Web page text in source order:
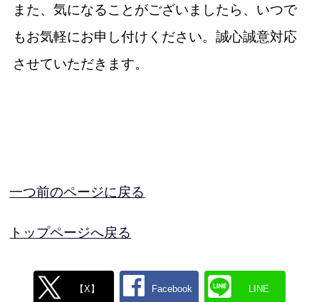
また、気になることがございましたら、いつで
もお気軽にお申し付けください。誠心誠意対応
させていただきます。
一つ前のページに戻る
トップページへ戻る
【X】 Facebook LINE